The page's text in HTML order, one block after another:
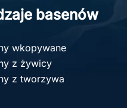
basenów
wkopywane
z żywicy
z tworzywa